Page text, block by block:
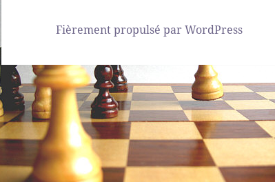
Fièrement propulsé par WordPress